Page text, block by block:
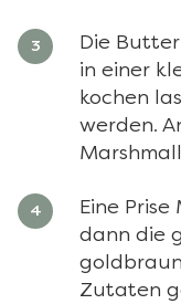
Die
in einer
kochen
werden.
Eine
dann die
Zutaten